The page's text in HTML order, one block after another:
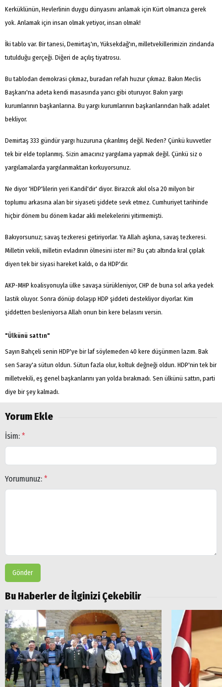
Kerküklünün, Hevlerlinin duygu dünyasını anlamak için Kürt olmanıza gerek
yok. Anlamak için insan olmak yetiyor, insan olmak!
İki tablo var. Bir tanesi, Demirtaş'ın, Yüksekdağ'ın, milletvekillerimizin zindanda
tutulduğu gerçeği. Diğeri de açılış tiyatrosu.
Bu tablodan demokrasi çıkmaz, buradan refah huzur çıkmaz. Bakın Meclis
Başkanı'na adeta kendi masasında yancı gibi oturuyor. Bakın yargı
kurumlarının başkanlarına. Bu yargı kurumlarının başkanlarından halk adalet
bekliyor.
Demirtaş 333 gündür yargı huzuruna çıkarılmış değil. Neden? Çünkü kuvvetler
tek bir elde toplanmış. Sizin amacınız yargılama yapmak değil. Çünkü siz o
yargılamalarda yargılanmaktan korkuyorsunuz.
Ne diyor 'HDP'lilerin yeri Kandil'dir' diyor. Birazcık akıl olsa 20 milyon bir
toplumu arkasına alan bir siyaseti şiddete sevk etmez. Cumhuriyet tarihinde
hiçbir dönem bu dönem kadar akli melekelerini yitirmemişti.
Bakıyorsunuz; savaş tezkeresi getiriyorlar. Ya Allah aşkına, savaş tezkeresi.
Milletin vekili, milletin evladının ölmesini ister mi? Bu çatı altında kral çıplak
diyen tek bir siyasi hareket kaldı, o da HDP'dir.
AKP-MHP koalisyonuyla ülke savaşa sürükleniyor, CHP de buna sol arka yedek
lastik oluyor. Sonra dönüp dolaşıp HDP şiddeti destekliyor diyorlar. Kim
şiddetten besleniyorsa Allah onun bin kere belasını versin.
"Ülkünü sattın"
Sayın Bahçeli senin HDP'ye bir laf söylemeden 40 kere düşünmen lazım. Bak
sen Saray'a sütun oldun. Sütun fazla olur, koltuk değneği oldun. HDP'nin tek bir
milletvekili, eş genel başkanlarını yarı yolda bırakmadı. Sen ülkünü sattın, parti
diye bir şey kalmadı.
Yorum Ekle
İsim: *
Yorumunuz: *
Gönder
Bu Haberler de İlginizi Çekebilir